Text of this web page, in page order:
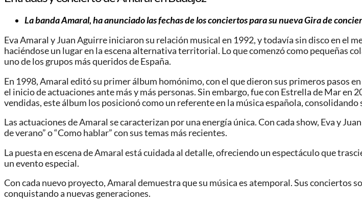
La banda Amaral, ha anunciado las fechas de los conciertos para su nueva Gira de
Eva Amaral y Juan Aguirre iniciaron su relación musical en 1992, y todavía sin disco en el
haciéndose un lugar en la escena alternativa territorial. Lo que comenzó como pequeñas
uno de los grupos más queridos de España.
En 1998, Amaral editó su primer álbum homónimo, con el que dieron sus primeros pasos
el inicio de actuaciones ante más y más personas. Sin embargo, fue con Estrella de Mar
vendidas, este álbum los posicionó como un referente en la música española,
Las actuaciones de Amaral se caracterizan por una energía única. Con cada show, Eva y
de verano” o “Como hablar” con sus temas más recientes.
La puesta en escena de Amaral está cuidada al detalle, ofreciendo un espectáculo que
un evento especial.
Con cada nuevo proyecto, Amaral demuestra que su música es atemporal. Sus conciertos
conquistando a nuevas generaciones.